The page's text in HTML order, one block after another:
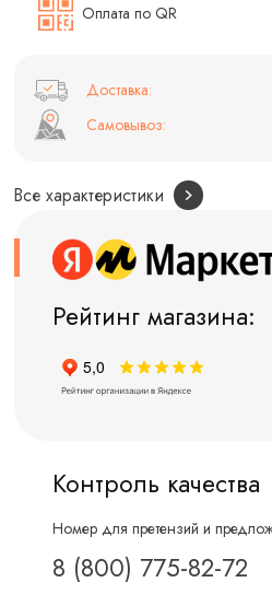
Оплата по QR
Доставка:
Самовывоз:
Все характеристики
Рейтинг магазина:
Контроль качества
Номер для претензий и
8 (800) 775-82-72